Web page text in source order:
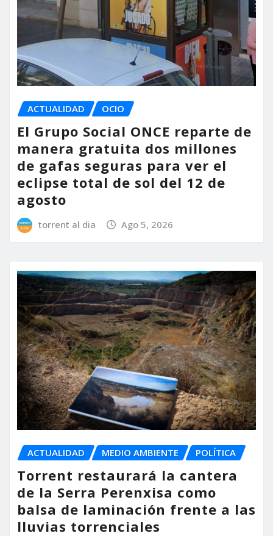
ACTUALIDAD OCIO
El Grupo Social ONCE reparte de
manera gratuita dos millones
de gafas seguras para ver el
eclipse total de sol del 12 de
agosto
torrent al dia Ago 5, 2026
ACTUALIDAD MEDIO AMBIENTE POLÍTICA
Torrent restaurará la cantera
de la Serra Perenxisa como
balsa de laminación frente a las
lluvias torrenciales